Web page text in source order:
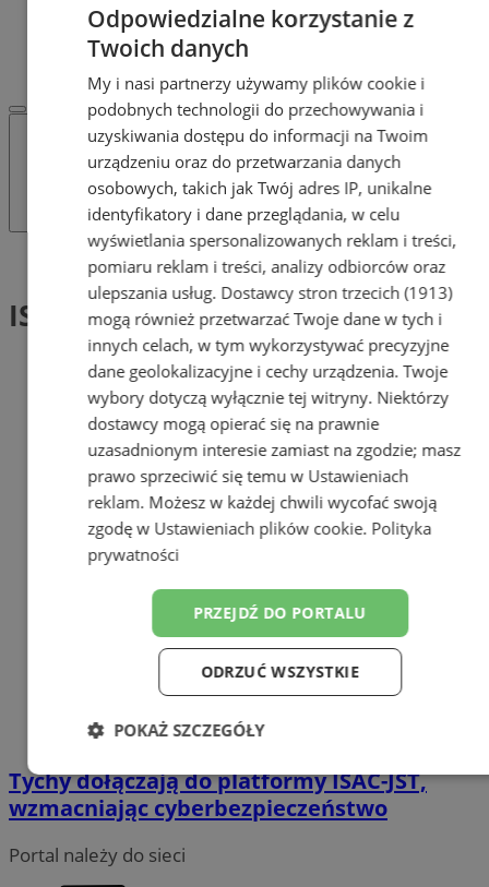
Pracuj.pl - praca w Tychach
REKLAMA
WSPÓŁPRACA
Tag: ISAC-JST
ISAC-JST (1)
Tychy dołączają do platformy ISAC-JST,
wzmacniając cyberbezpieczeństwo
Portal należy do sieci
Odpowiedzialne korzystanie z
Twoich danych
My i nasi partnerzy używamy plików cookie i
podobnych technologii do przechowywania i
uzyskiwania dostępu do informacji na Twoim
urządzeniu oraz do przetwarzania danych
osobowych, takich jak Twój adres IP, unikalne
identyfikatory i dane przeglądania, w celu
wyświetlania spersonalizowanych reklam i treści,
pomiaru reklam i treści, analizy odbiorców oraz
ulepszania usług. Dostawcy stron trzecich (1913)
mogą również przetwarzać Twoje dane w tych i
innych celach, w tym wykorzystywać precyzyjne
dane geolokalizacyjne i cechy urządzenia. Twoje
wybory dotyczą wyłącznie tej witryny. Niektórzy
dostawcy mogą opierać się na prawnie
uzasadnionym interesie zamiast na zgodzie; masz
prawo sprzeciwić się temu w Ustawieniach
reklam. Możesz w każdej chwili wycofać swoją
zgodę w Ustawieniach plików cookie. Polityka
prywatności
PRZEJDŹ DO PORTALU
ODRZUĆ WSZYSTKIE
POKAŻ SZCZEGÓŁY
Niezbędne Wydajność Targetowanie
Funkcjonalność